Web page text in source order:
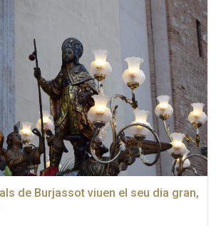
de Burjassot viuen el seu dia gran,